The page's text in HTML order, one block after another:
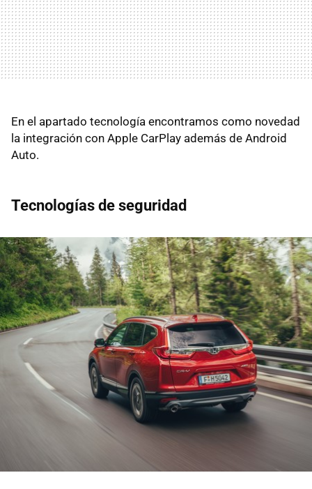
En el apartado tecnología encontramos como novedad
la integración con Apple CarPlay además de Android
Auto.
Tecnologías de seguridad